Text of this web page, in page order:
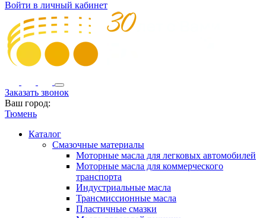
Войти в личный кабинет
Заказать звонок
Ваш город:
Тюмень
Каталог
Смазочные материалы
Моторные масла для легковых автомобилей
Моторные масла для коммерческого
транспорта
Индустриальные масла
Трансмиссионные масла
Пластичные смазки